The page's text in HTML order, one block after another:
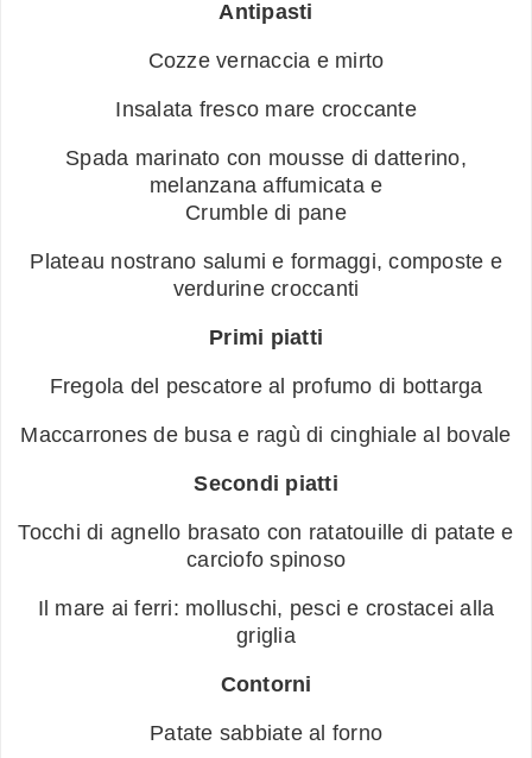
Antipasti
Cozze vernaccia e mirto
Insalata fresco mare croccante
Spada marinato con mousse di datterino,
melanzana affumicata e
Crumble di pane
Plateau nostrano salumi e formaggi, composte e
verdurine croccanti
Primi piatti
Fregola del pescatore al profumo di bottarga
Maccarrones de busa e ragù di cinghiale al bovale
Secondi piatti
Tocchi di agnello brasato con ratatouille di patate e
carciofo spinoso
Il mare ai ferri: molluschi, pesci e crostacei alla
griglia
Contorni
Patate sabbiate al forno